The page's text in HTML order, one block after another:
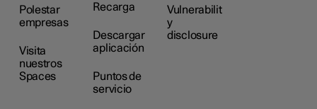
Polestar
empresas
Visita
nuestros
Spaces
Recarga
Descargar
aplicación
Puntos de
servicio
Vulnerabilit
y
disclosure